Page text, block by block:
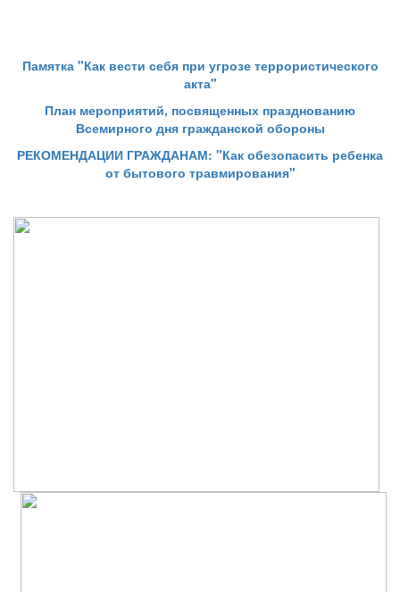
Памятка "Как вести себя при угрозе террористического
акта"
План мероприятий, посвященных празднованию
Всемирного дня гражданской обороны
РЕКОМЕНДАЦИИ ГРАЖДАНАМ: "Как обезопасить ребенка
от бытового травмирования"